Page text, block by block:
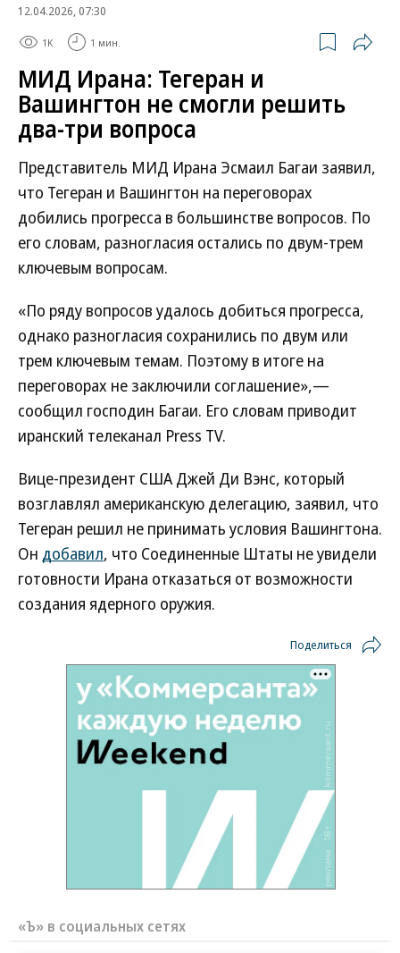
12.04.2026, 07:30
1K 1 мин.
МИД Ирана: Тегеран и
Вашингтон не смогли решить
два-три вопроса
Представитель МИД Ирана Эсмаил Багаи заявил,
что Тегеран и Вашингтон на переговорах
добились прогресса в большинстве вопросов. По
его словам, разногласия остались по двум-трем
ключевым вопросам.
«По ряду вопросов удалось добиться прогресса,
однако разногласия сохранились по двум или
трем ключевым темам. Поэтому в итоге на
переговорах не заключили соглашение»,—
сообщил господин Багаи. Его словам приводит
иранский телеканал Press TV.
Вице-президент США Джей Ди Вэнс, который
возглавлял американскую делегацию, заявил, что
Тегеран решил не принимать условия Вашингтона.
Он добавил, что Соединенные Штаты не увидели
готовности Ирана отказаться от возможности
создания ядерного оружия.
Поделиться
«Ъ» в социальных сетях